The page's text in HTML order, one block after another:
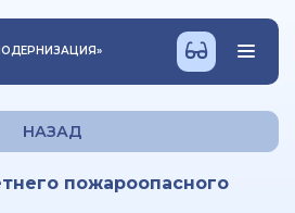
»
НАЗАД
пожароопасного